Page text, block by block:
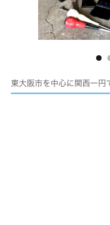
Previous
東大阪市を中心に関西一円